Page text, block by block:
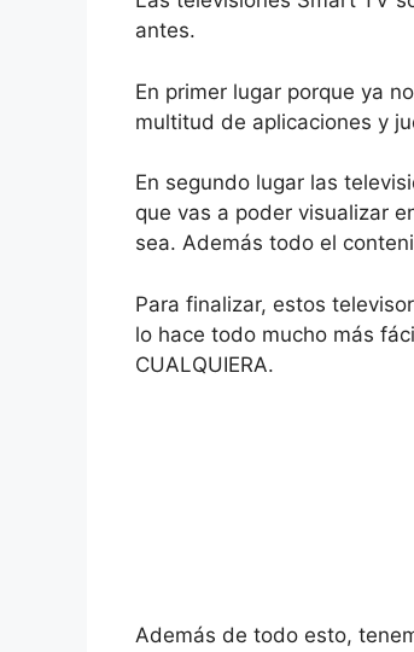
antes.
En primer lugar porque ya
multitud de aplicaciones y
En segundo lugar las
que vas a poder visualizar
sea. Además todo el
Para finalizar, estos
lo hace todo mucho más
CUALQUIERA.
Además de todo esto,